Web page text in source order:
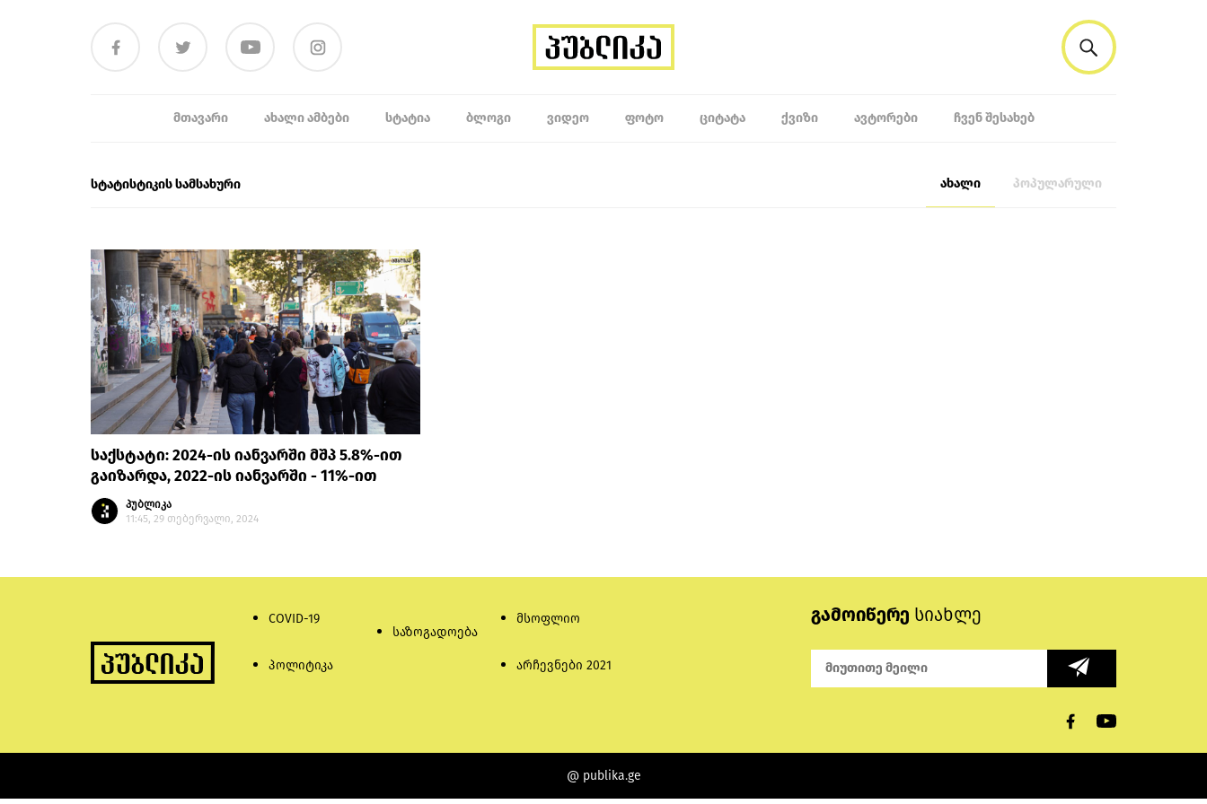
ᲛᲗᲐᲕᲐᲠᲘ ᲐᲮᲐᲚᲘ ᲐᲛᲑᲔᲑᲘ ᲡᲢᲐᲢᲘᲐ ᲑᲚᲝᲒᲘ ᲕᲘᲓᲔᲝ ᲤᲝᲢᲝ ᲪᲘᲢᲐᲢᲐ ᲥᲕᲘᲖᲘ ᲐᲕᲢᲝᲠᲔᲑᲘ ᲩᲕᲔᲜ ᲨᲔᲡᲐᲮᲔᲑ
სტატისტიკის სამსახური ახალი პოპულარული
საქსტატი: 2024-ის იანვარში მშპ 5.8%-ით
გაიზარდა, 2022-ის იანვარში - 11%-ით
პუბლიკა
11:45, 29 თებერვალი, 2024
COVID-19
პოლიტიკა
საზოგადოება
მსოფლიო
არჩევნები 2021
გამოიწერე სიახლე
@ publika.ge